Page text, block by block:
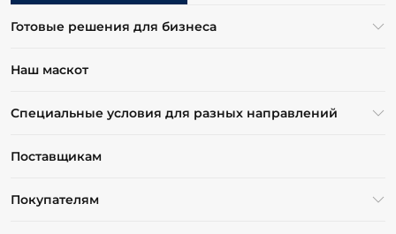
Готовые решения для бизнеса
Наш маскот
Специальные условия для разных направлений
Поставщикам
Покупателям